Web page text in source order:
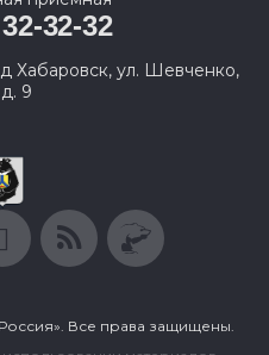
32-32
Хабаровск, ул. Шевченко,
д. 9
Все права защищены.